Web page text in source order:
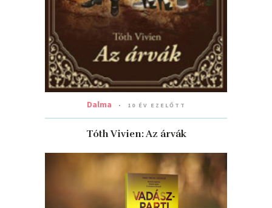
Dalma 10 ÉV EZELŐTT
Tóth Vivien: Az árvák